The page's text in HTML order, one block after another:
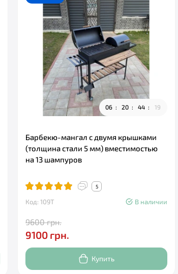
06 20 44 17
Барбекю-мангал с двумя крышками
(толщина стали 5 мм) вместимостью
на 13 шампуров
5
Код: 109Т В наличии
9600 грн.
9100 грн.
Купить